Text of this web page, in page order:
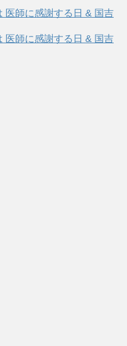
医師に感謝する日 & 国吉
医師に感謝する日 & 国吉